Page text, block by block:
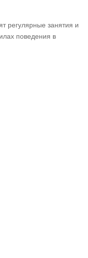
регулярные занятия и
поведения в